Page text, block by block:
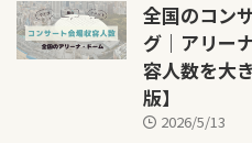
全国のコン
グ｜アリー
容人数を大
版】
2026/5/13